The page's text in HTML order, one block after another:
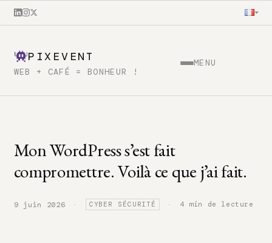
PIXEVENT
WEB + CAFÉ = BONHEUR !
MENU
Mon WordPress s’est fait
compromettre. Voilà ce que j’ai fait.
9 juin 2026 · CYBER SÉCURITÉ · 4 min de lecture